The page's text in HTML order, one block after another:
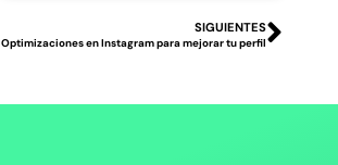
SIGUIENTES
Optimizaciones en Instagram para mejorar tu perfil